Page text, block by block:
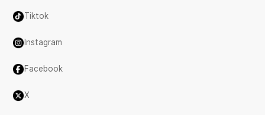
Tiktok
Instagram
Facebook
X